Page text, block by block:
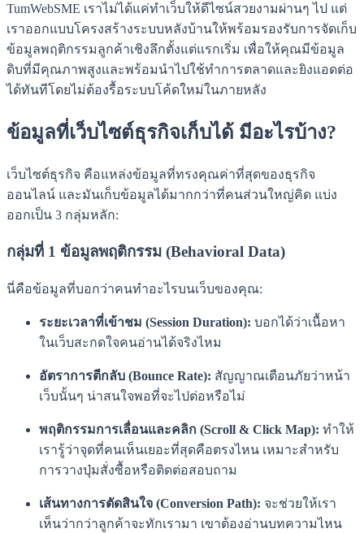
TumWebSME เราไม่ได้แค่ทำเว็บให้ดีไซน์สวยงามผ่านๆ ไป แต่
เราออกแบบโครงสร้างระบบหลังบ้านให้พร้อมรองรับการจัดเก็บ
ข้อมูลพฤติกรรมลูกค้าเชิงลึกตั้งแต่แรกเริ่ม เพื่อให้คุณมีข้อมูล
ดิบที่มีคุณภาพสูงและพร้อมนำไปใช้ทำการตลาดและยิงแอดต่อ
ได้ทันทีโดยไม่ต้องรื้อระบบโค้ดใหม่ในภายหลัง
ข้อมูลที่เว็บไซต์ธุรกิจเก็บได้ มีอะไรบ้าง?
เว็บไซต์ธุรกิจ คือแหล่งข้อมูลที่ทรงคุณค่าที่สุดของธุรกิจ
ออนไลน์ และมันเก็บข้อมูลได้มากกว่าที่คนส่วนใหญ่คิด แบ่ง
ออกเป็น 3 กลุ่มหลัก:
กลุ่มที่ 1 ข้อมูลพฤติกรรม (Behavioral Data)
นี่คือข้อมูลที่บอกว่าคนทำอะไรบนเว็บของคุณ:
ระยะเวลาที่เข้าชม (Session Duration): บอกได้ว่าเนื้อหา
ในเว็บสะกดใจคนอ่านได้จริงไหม
อัตราการตีกลับ (Bounce Rate): สัญญาณเตือนภัยว่าหน้า
เว็บนั้นๆ น่าสนใจพอที่จะไปต่อหรือไม่
พฤติกรรมการเลื่อนและคลิก (Scroll & Click Map): ทำให้
เรารู้ว่าจุดที่คนเห็นเยอะที่สุดคือตรงไหน เหมาะสำหรับ
การวางปุ่มสั่งซื้อหรือติดต่อสอบถาม
เส้นทางการตัดสินใจ (Conversion Path): จะช่วยให้เรา
เห็นว่ากว่าลูกค้าจะทักเรามา เขาต้องอ่านบทความไหน